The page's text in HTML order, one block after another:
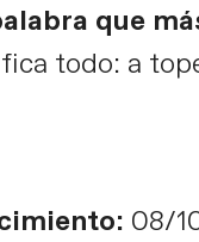
que
todo: a
08/